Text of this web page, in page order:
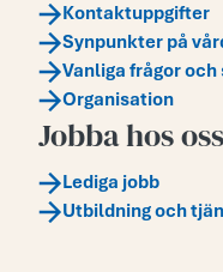
Kontaktuppgifter
Synpunkter på
Vanliga frågor och
Organisation
Jobba hos oss
Lediga jobb
Utbildning och